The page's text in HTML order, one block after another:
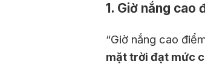
1. Giờ nắng cao
“Giờ nắng cao
mặt trời đạt mức